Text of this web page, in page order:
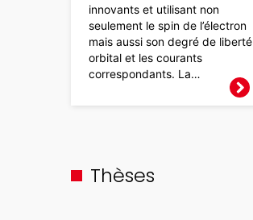
innovants et utilisant non
seulement le spin de l’électron
mais aussi son degré de liberté
orbital et les courants
correspondants. La…
Thèses